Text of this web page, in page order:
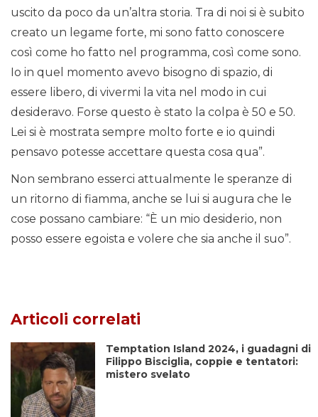
uscito da poco da un’altra storia. Tra di noi si è subito
creato un legame forte, mi sono fatto conoscere
così come ho fatto nel programma, così come sono.
Io in quel momento avevo bisogno di spazio, di
essere libero, di vivermi la vita nel modo in cui
desideravo. Forse questo è stato la colpa è 50 e 50.
Lei si è mostrata sempre molto forte e io quindi
pensavo potesse accettare questa cosa qua”.
Non sembrano esserci attualmente le speranze di
un ritorno di fiamma, anche se lui si augura che le
cose possano cambiare: “È un mio desiderio, non
posso essere egoista e volere che sia anche il suo”.
Articoli correlati
Temptation Island 2024, i guadagni di
Filippo Bisciglia, coppie e tentatori:
mistero svelato